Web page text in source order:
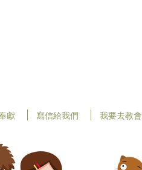
獻 寫信給我們 我要去教會